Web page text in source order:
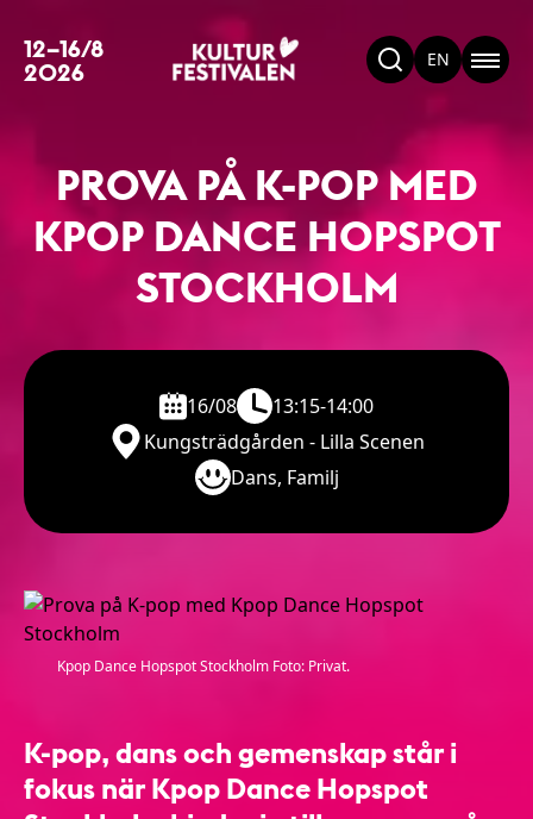
12–16/8
2026 EN
PROVA PÅ K-POP MED
KPOP DANCE HOPSPOT
STOCKHOLM
16/08
13:15-14:00
Kungsträdgården - Lilla Scenen
Dans, Familj
Kpop Dance Hopspot Stockholm Foto: Privat.
K-pop, dans och gemenskap står i
fokus när Kpop Dance Hopspot